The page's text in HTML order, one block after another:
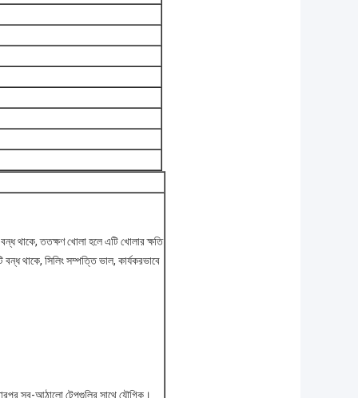
থাকে, ততক্ষণ খোলা হলে এটি খোলার ক্ষতি
বন্ধ থাকে, সিলিং সম্পত্তি ভাল, কার্যকরভাবে
স্ব-আঠালো টেপগুলির সাথে যৌগিক।